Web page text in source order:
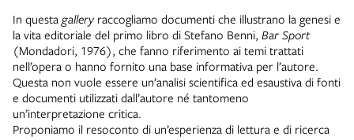
In questa galleryraccogliamo documenti che illustrano la genesi e
la vita editoriale del primo libro di Stefano Benni, Bar Sport
(Mondadori, 1976), che fanno riferimento ai temi trattati
nell’opera o hanno fornito una base informativa per l’autore.
Questa non vuole essere un’analisi scientifica ed esaustiva di fonti
e documenti utilizzati dall’autore né tantomeno
un’interpretazione critica.
Proponiamo il resoconto di un’esperienza di lettura e di ricerca